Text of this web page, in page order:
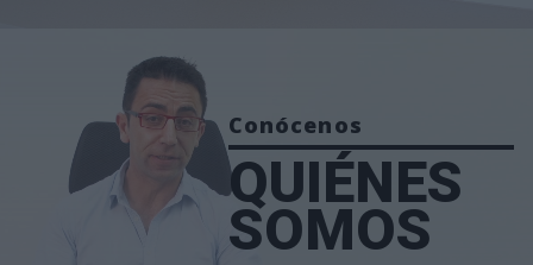
Conócenos
QUIÉNES
SOMOS